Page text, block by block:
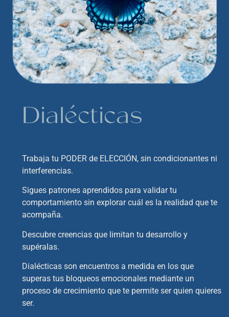
Dialécticas
Trabaja tu PODER de ELECCIÓN, sin condicionantes ni
interferencias.
Sigues patrones aprendidos para validar tu
comportamiento sin explorar cuál es la realidad que te
acompaña.
Descubre creencias que limitan tu desarrollo y
supéralas.
Dialécticas son encuentros a medida en los que
superas tus bloqueos emocionales mediante un
proceso de crecimiento que te permite ser quien quieres
ser.